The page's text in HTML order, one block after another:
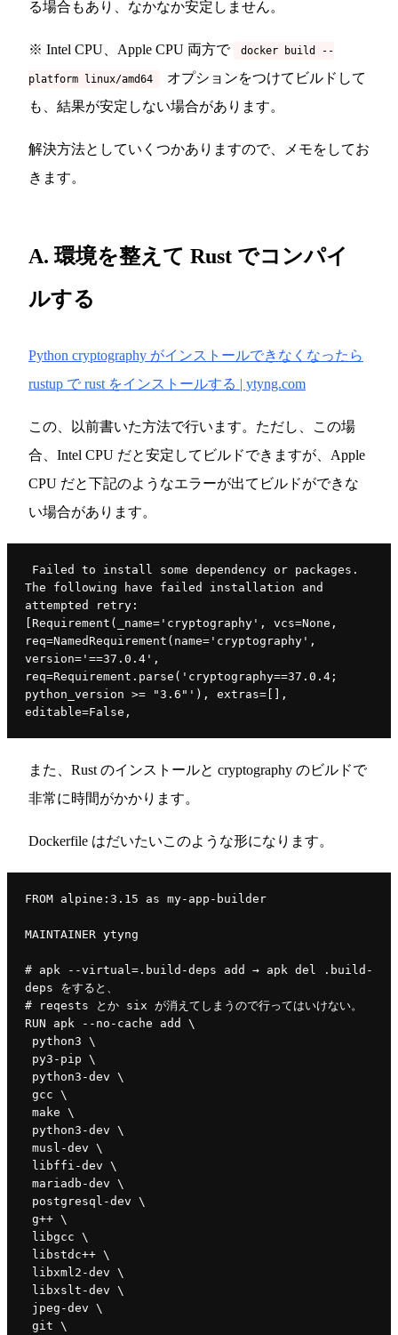
る場合もあり、なかなか安定しません。
※ Intel CPU、Apple CPU 両方で docker build --
platform linux/amd64
オプションをつけてビルドして
も、結果が安定しない場合があります。
解決方法としていくつかありますので、メモをしてお
きます。
A. 環境を整えて Rust でコンパイ
ルする
Python cryptography がインストールできなくなったら
rustup で rust をインストールする | ytyng.com
この、以前書いた方法で行います。ただし、この場
合、Intel CPU だと安定してビルドできますが、Apple
CPU だと下記のようなエラーが出てビルドができな
い場合があります。
The following have failed installation and
attempted retry:
[Requirement(_name='cryptography', vcs=None,
req=NamedRequirement(name='cryptography',
version='==37.0.4',
req=Requirement.parse('cryptography==37.0.4;
python_version >= "3.6"'), extras=[],
editable=False,
また、Rust のインストールと cryptography のビルドで
非常に時間がかかります。
Dockerfile はだいたいこのような形になります。
FROM alpine:3.15 as my-app-builder
MAINTAINER ytyng
# apk --virtual=.build-deps add → apk del .build-
deps をすると、
# reqests とか six が消えてしまうので行ってはいけない。
RUN apk --no-cache add \
python3 \
py3-pip \
python3-dev \
gcc \
make \
python3-dev \
musl-dev \
libffi-dev \
mariadb-dev \
postgresql-dev \
g++ \
libgcc \
libstdc++ \
libxml2-dev \
libxslt-dev \
jpeg-dev \
git \